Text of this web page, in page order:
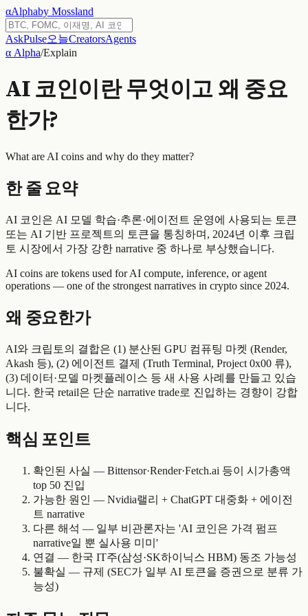
αAlphaby Mossland
AskPulse오늘CreatorsAgents
α Alpha/Explain
AI 코인이란 무엇이고 왜 중요
한가?
What are AI coins and why do they matter?
한 줄 요약
AI 코인은 AI 모델 학습·추론·에이전트 운영에 사용되는 토큰
또는 AI 기반 프로젝트의 토큰을 통칭하며, 2024년 이후 크립
토 시장에서 가장 강한 narrative 중 하나로 부상했습니다.
AI coins are tokens used for AI compute, inference, or agent
operations — one of the strongest narratives in crypto since 2024.
왜 중요한가
AI와 크립토의 결합은 (1) 분산된 GPU 컴퓨팅 마켓 (Render,
Akash 등), (2) 에이전트 결제 (Truth Terminal, Project 0x00 류),
(3) 데이터·모델 마켓플레이스 등 새 사용 사례를 만들고 있습
니다. 한국 retail은 단순 narrative trade로 진입하는 경향이 강합
니다.
핵심 포인트
확인된 사실 — Bittensor·Render·Fetch.ai 등이 시가총액
top 50 진입
가능한 원인 — Nvidia랠리 + ChatGPT 대중화 + 에이전
트 narrative
다른 해석 — 일부 비관론자는 'AI 코인은 가격 펌프
narrative일 뿐 실사용 미미'
연결 — 한국 IT주(삼성·SK하이닉스 HBM) 동조 가능성
불확실 — 규제 (SEC가 일부 AI 토큰을 증권으로 분류 가
능성)